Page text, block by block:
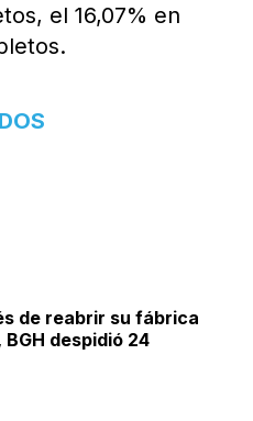
el 16,07% en
de reabrir su fábrica
despidió 24